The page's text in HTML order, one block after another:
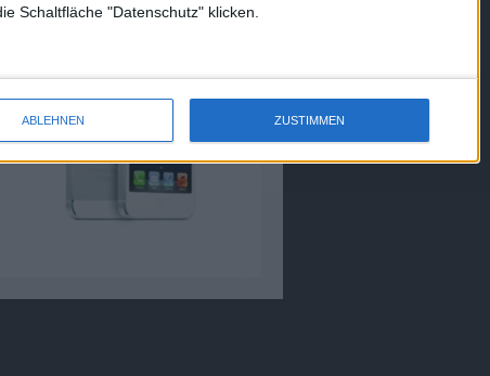
Schaltfläche "Datenschutz" klicken.
ABLEHNEN ZUSTIMMEN